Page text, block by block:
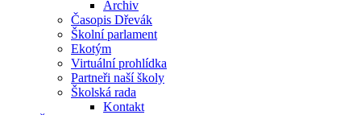
Archiv
Časopis Dřevák
Školní parlament
Ekotým
Virtuální prohlídka
Partneři naší školy
Školská rada
Kontakt